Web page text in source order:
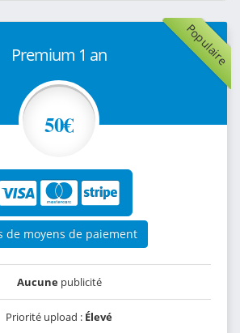
Populaire
Premium 1 an
50€
de moyens de paiement
Aucunepublicité
Priorité upload : Élevé